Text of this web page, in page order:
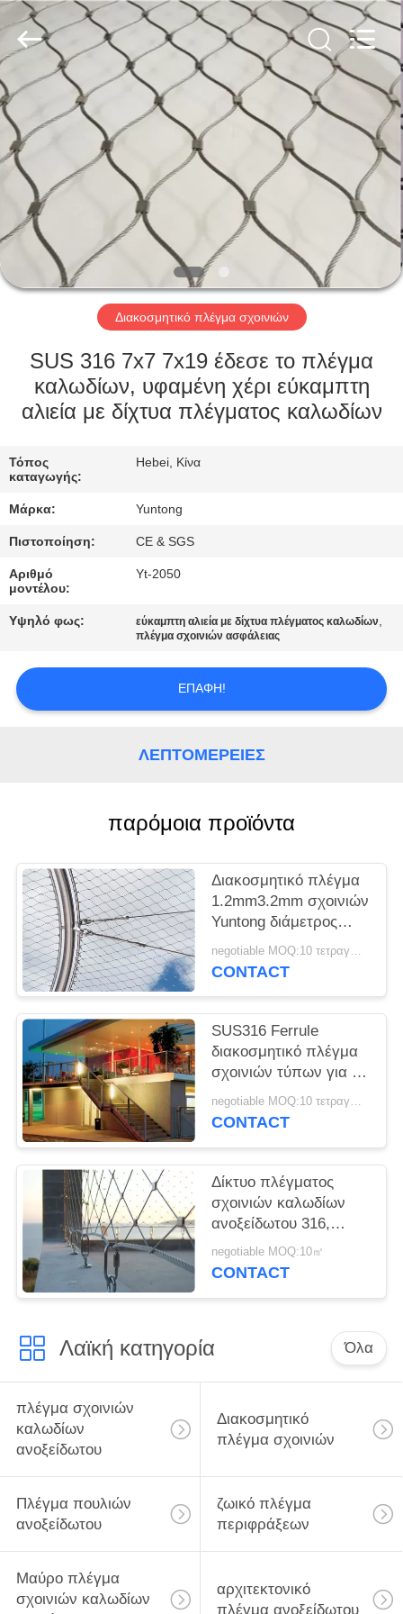
ΣΠΊΤΙ
ΠΡΟΪΌΝΤΑ
ΠΕΡΊΠΟΥ
ΕΜΕΊΣ
ΓΎΡΟΣ
ΕΡΓΟΣΤΑΣΊΩΝ
ΠΟΙΟΤΙΚΌΣ
ΈΛΕΓΧΟΣ
ΜΑΣ
ΕΛΆΤΕ
ΕΠΑΦΉ
ΜΕ
ΖΗΤΉΣΤΕ
ΑΠΌΣΠΑΣΜΑ
SITEMAP
PRIVACY
POLICY
καλωδίων
ανοξείδωτου
supplier.
Copyright
2018
2025
Anping
Yuntong
Metal
Mesh
Co.,
Ltd..
All
Rights
Reserved.
Διακοσμητικό πλέγμα σχοινιών
SUS 316 7x7 7x19 έδεσε το πλέγμα
καλωδίων, υφαμένη χέρι εύκαμπτη
αλιεία με δίχτυα πλέγματος καλωδίων
Τόπος
καταγωγής:
Hebei, Κίνα
Μάρκα: Yuntong
Πιστοποίηση: CE & SGS
Αριθμό
μοντέλου:
Yt-2050
Υψηλό φως: εύκαμπτη αλιεία με δίχτυα πλέγματος καλωδίων,
πλέγμα σχοινιών ασφάλειας
ΕΠΑΦΉ!
ΛΕΠΤΟΜΈΡΕΙΕΣ
παρόμοια προϊόντα
Διακοσμητικό πλέγμα
1.2mm3.2mm σχοινιών
Yuntong διάμετρος
καλωδίων με την
ομαλή επιφάνεια
negotiable MOQ:10 τετραγωνικά μέτρα
CONTACT
SUS316 Ferrule
διακοσμητικό πλέγμα
σχοινιών τύπων για το
εστιατόριο
ξενοδοχείων ή τη
negotiable MOQ:10 τετραγωνικά μέτρα
CONTACT
Δίκτυο πλέγματος
σχοινιών καλωδίων
ανοξείδωτου 316,
πλέγμα σχοινιών
μετάλλων μορφής
negotiable MOQ:10㎡
CONTACT
Λαϊκή κατηγορία Όλα
πλέγμα σχοινιών
καλωδίων
ανοξείδωτου
Διακοσμητικό
πλέγμα σχοινιών
Πλέγμα πουλιών
ανοξείδωτου
ζωικό πλέγμα
περιφράξεων
Μαύρο πλέγμα
σχοινιών καλωδίων
αρχιτεκτονικό
πλέγμα ανοξείδωτου